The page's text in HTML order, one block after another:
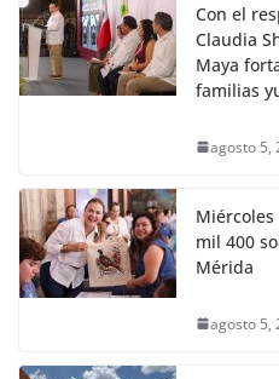
Con el
Claudia
Maya
familias
agosto 5,
mil 400
Mérida
agosto 5,